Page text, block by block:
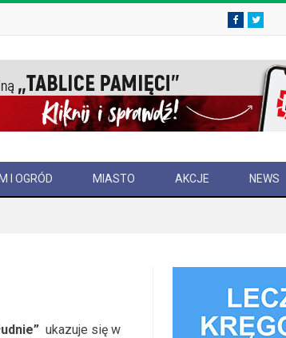
FacebookTwitter
I OGRÓD MIASTO AKCJE NEWS
ukazuje się w